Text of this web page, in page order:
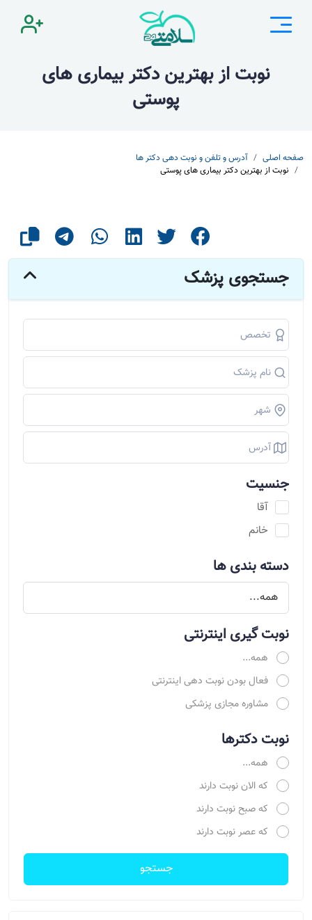
نوبت از بهترین دکتر بیماری های
پوستی
صفحه اصلی
آدرس و تلفن و نوبت دهی دکتر ها
نوبت از بهترین دکتر بیماری های پوستی
جستجوی پزشک
جنسیت
آقا
خانم
دسته بندی ها
نوبت گیری اینترنتی
همه...
فعال بودن نوبت دهی اینترنتی
مشاوره مجازی پزشکی
نوبت دکترها
همه...
که الان نوبت دارند
که صبح نوبت دارند
که عصر نوبت دارند
جستجو